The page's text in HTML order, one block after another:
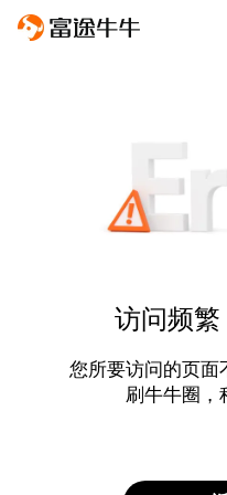
访问频
您所要访问的页面
刷牛牛圈，